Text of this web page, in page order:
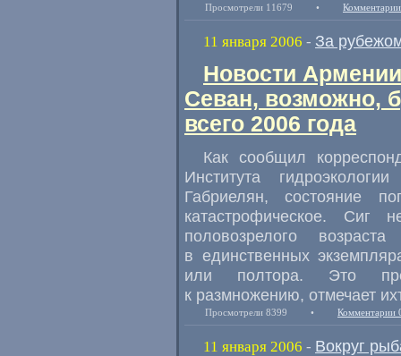
Просмотрели 11679 •
11 января 2006 - За
Новости
Севан, возможно,
всего 2006 года
Как сообщил
Института
Габриелян, состояние
катастрофическое. Сиг
половозрелого
в единственных
или полтора. Это
к размножению, отмечает
Просмотрели 8399 • Комментарии
11 января 2006 - Вокруг